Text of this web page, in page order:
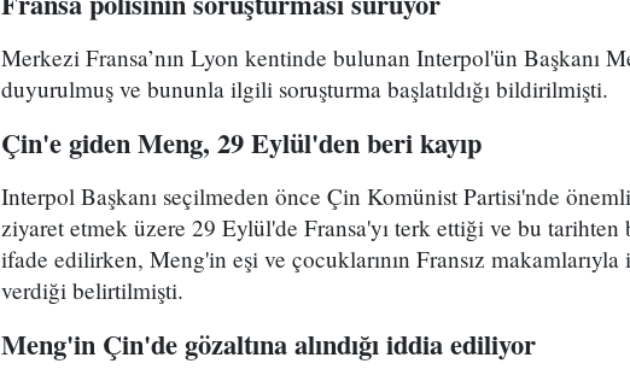
Merkezi Fransa’nın Lyon kentinde bulunan Interpol'ün Başkanı
duyurulmuş ve bununla ilgili soruşturma başlatıldığı bildirilmişti.
Çin'e giden Meng, 29 Eylül'den beri kayıp
Interpol Başkanı seçilmeden önce Çin Komünist Partisi'nde
ziyaret etmek üzere 29 Eylül'de Fransa'yı terk ettiği ve bu tarihten
ifade edilirken, Meng'in eşi ve çocuklarının Fransız
verdiği belirtilmişti.
Meng'in Çin'de gözaltına alındığı iddia ediliyor